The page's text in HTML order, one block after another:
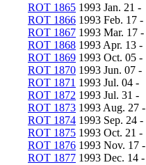
ROT 1865 1993 Jan. 21 -
ROT 1866 1993 Feb. 17 -
ROT 1867 1993 Mar. 17 -
ROT 1868 1993 Apr. 13 -
ROT 1869 1993 Oct. 05 -
ROT 1870 1993 Jun. 07 -
ROT 1871 1993 Jul. 04 -
ROT 1872 1993 Jul. 31 -
ROT 1873 1993 Aug. 27 -
ROT 1874 1993 Sep. 24 -
ROT 1875 1993 Oct. 21 -
ROT 1876 1993 Nov. 17 -
ROT 1877 1993 Dec. 14 -